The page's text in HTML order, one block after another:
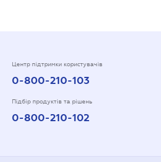
Центр підтримки користувачів
0-800-210-103
Підбір продуктів та рішень
0-800-210-102